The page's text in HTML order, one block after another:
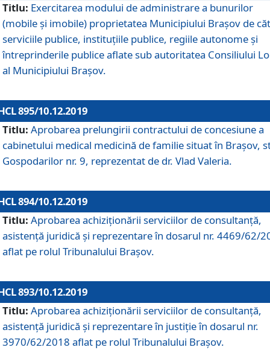
Titlu: Exercitarea modului de administrare a bunurilor
(mobile și imobile) proprietatea Municipiului Brașov de
serviciile publice, instituțiile publice, regiile autonome și
întreprinderile publice aflate sub autoritatea Consiliului
al Municipiului Brașov.
895/10.12.2019
Titlu: Aprobarea prelungirii contractului de concesiune a
cabinetului medical medicină de familie situat în Braşov,
Gospodarilor nr. 9, reprezentat de dr. Vlad Valeria.
894/10.12.2019
Titlu: Aprobarea achiziţionării serviciilor de consultanţă,
asistenţă juridică şi reprezentare în dosarul nr. 4469/62/
aflat pe rolul Tribunalului Braşov.
893/10.12.2019
Titlu: Aprobarea achiziţionării serviciilor de consultanţă,
asistenţă juridică şi reprezentare în justiţie în dosarul nr.
3970/62/2018 aflat pe rolul Tribunalului Braşov.